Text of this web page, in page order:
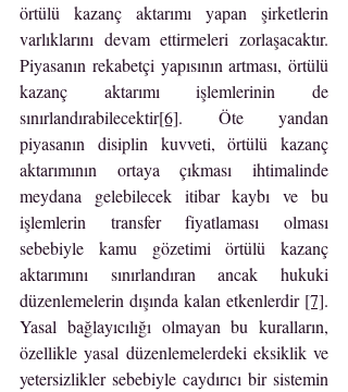
örtülü kazanç aktarımı yapan şirketlerin
varlıklarını devam ettirmeleri zorlaşacaktır.
Piyasanın rekabetçi yapısının artması, örtülü
kazanç aktarımı işlemlerinin de
sınırlandırabilecektir[6]. Öte yandan
piyasanın disiplin kuvveti, örtülü kazanç
aktarımının ortaya çıkması ihtimalinde
meydana gelebilecek itibar kaybı ve bu
işlemlerin transfer fiyatlaması olması
sebebiyle kamu gözetimi örtülü kazanç
aktarımını sınırlandıran ancak hukuki
düzenlemelerin dışında kalan etkenlerdir [7].
Yasal bağlayıcılığı olmayan bu kuralların,
özellikle yasal düzenlemelerdeki eksiklik ve
yetersizlikler sebebiyle caydırıcı bir sistemin